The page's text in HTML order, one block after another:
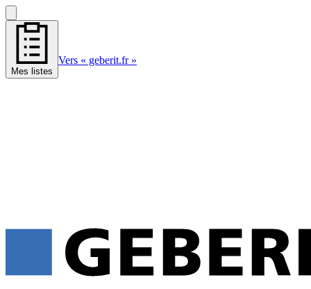
Mes listes
Vers « geberit.fr »